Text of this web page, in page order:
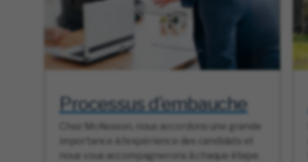
Processus d’embauche
Chez McKesson, nous accordons une grande
importance à l’expérience des candidats et
nous vous accompagnerons à chaque étape.